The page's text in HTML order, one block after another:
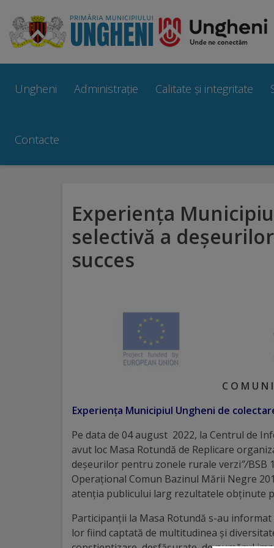
Ungheni
Prezentare
Simbolurile
orașului
brand
înfrățite
Deținători
titlului
„Merite
pentru
Ungheni”
Ungheni Administrație Calitate și integritate
Contacte
Experiența
selectivă a
succes
C O M U N
Experiența Municipiul Ungheni de
Pe data de 04 august 2022, la Centrul de
avut loc Masa Rotundă de Replicare
deșeurilor pentru zonele rurale verzi”/BSB
Operaţional Comun Bazinul Mării Negre
atenția publicului larg rezultatele obținute
Participanții la Masa Rotundă s-au
lor fiind captată de multitudinea și